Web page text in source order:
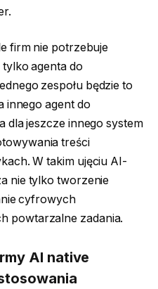
firm nie potrzebuje
tylko agenta do
zespołu będzie to
innego agent do
dla jeszcze innego system
treści
W takim ujęciu AI-
nie tylko tworzenie
cyfrowych
powtarzalne zadania.
AI native